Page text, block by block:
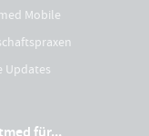
Mobile
Updates
für...